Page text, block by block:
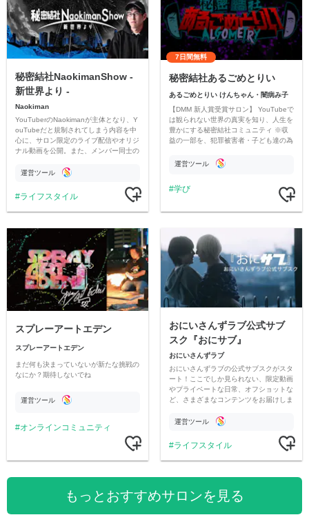
秘密結社NaokimanShow -
新世界より -
Naokiman
YouTuberのNaokimanが主体となり、Y
ouTubeだと規制されてしまう内容を中
心に、サロン限定のライブ配信やオリジ
ナル動画を公開。また、メンバー同士の
ただいています。
運営ツール
ライフスタイル
7日間無料
秘密結社あるごめとりい
あるごめとりい けんちゃん・闇病み子
【DMM 新人賞受賞サロン】 YouTubeで
は観られない世界の真実を知り、人生を
豊かにする秘密結社コミュニティ ※収
益の一部を、犯罪被害者・子ども達の為
す運営ツール
学び
スプレーアートエデン
スプレーアートエデン
まだ何も決まっていないが新たな挑戦の
なにか？期待しないでね
運営ツール
オンラインコミュニティ
おにいさんずラブ公式サブ
スク『おにサブ』
おにいさんずラブ
おにいさんずラブの公式サブスクがスタ
ート！ここでしか見られない、限定動画
やプライベートな日常、オフショットな
ど、さまざまなコンテンツをお届けしま
運営ツール
ライフスタイル
もっとおすすめサロンを見る